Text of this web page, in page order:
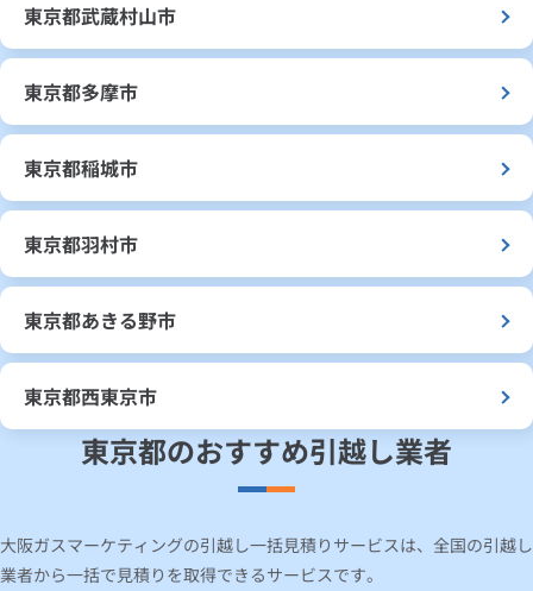
東京都武蔵村山市
東京都多摩市
東京都稲城市
東京都羽村市
東京都あきる野市
東京都西東京市
東京都のおすすめ引越し業者
大阪ガスマーケティングの引越し一括見積りサービスは、全国の引越し
業者から一括で見積りを取得できるサービスです。